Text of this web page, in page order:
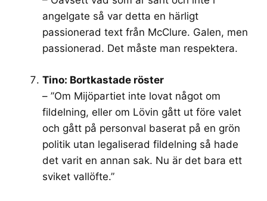
angelgate så var detta en härligt
passionerad text från McClure. Galen, men
passionerad. Det måste man respektera.
Tino: Bortkastade röster
– ”Om Mijöpartiet inte lovat något om
fildelning, eller om Lövin gått ut före valet
och gått på personval baserat på en grön
politik utan legaliserad fildelning så hade
det varit en annan sak. Nu är det bara ett
sviket vallöfte.”